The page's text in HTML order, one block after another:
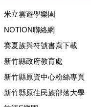
米立雲遊學樂園
NOTION聯絡網
賽夏族與符號書寫下載
新竹縣政府教育處
新竹縣原資中心粉絲專頁
新竹縣原住民族部落大學